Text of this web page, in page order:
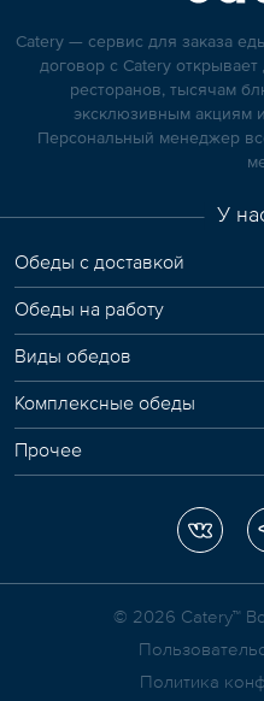
Catery — сервис для заказа
договор с Catery
ресторанов, тысячам
эксклюзивным акциям
Персональный менеджер
У
Обеды с доставкой
Обеды на работу
Виды обедов
Комплексные обеды
Прочее
© 2026 Сatery™
Политика